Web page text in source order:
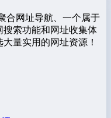
合网址导航、一个属于
索功能和网址收集体
量实用的网址资源！